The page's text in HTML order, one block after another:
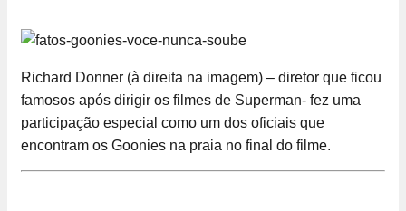
Richard Donner (à direita na imagem) – diretor que ficou
famosos após dirigir os filmes de Superman- fez uma
participação especial como um dos oficiais que
encontram os Goonies na praia no final do filme.